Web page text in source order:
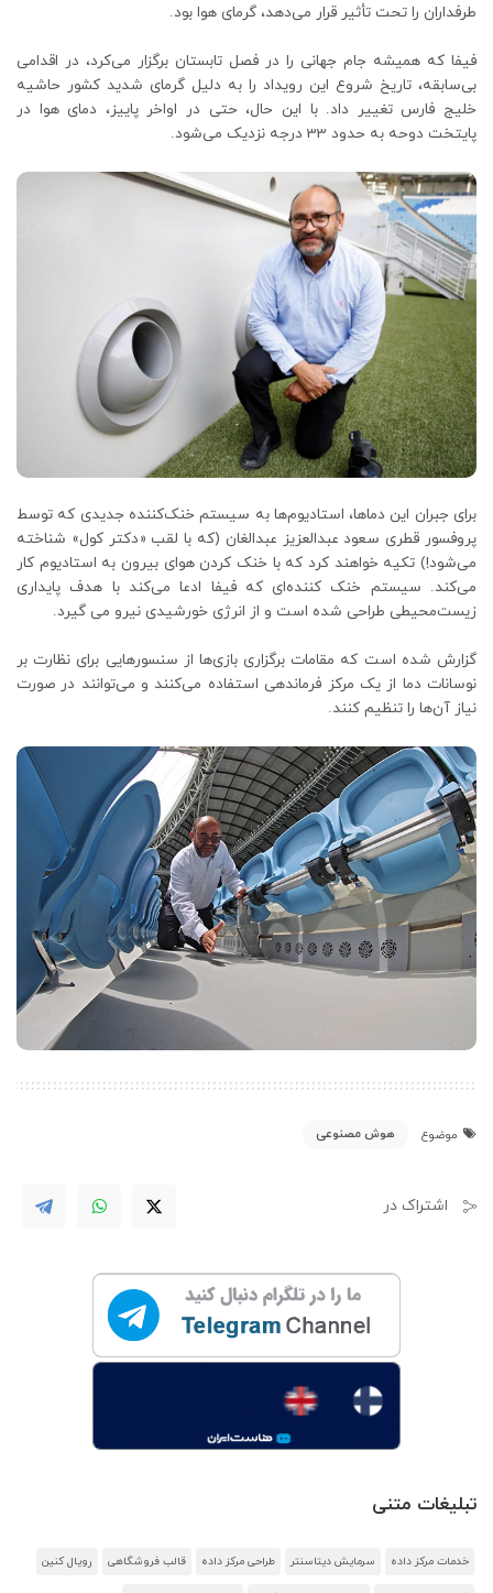
طرفداران را تحت تأثیر قرار می‌دهد، گرمای هوا بود.
فیفا که همیشه جام جهانی را در فصل تابستان برگزار می‌کرد، در اقدامی
بی‌سابقه، تاریخ شروع این رویداد را به دلیل گرمای شدید کشور حاشیه
خلیج فارس تغییر داد. با این حال، حتی در اواخر پاییز، دمای هوا در
پایتخت دوحه به حدود 33 درجه نزدیک می‌شود.
برای جبران این دماها، استادیوم‌ها به سیستم خنک‌کننده جدیدی که توسط
پروفسور قطری سعود عبدالعزیز عبدالغان (که با لقب «دکتر کول» شناخته
می‌شود!) تکیه خواهند کرد که با خنک کردن هوای بیرون به استادیوم کار
می‌کند. سیستم خنک کننده‌ای که فیفا ادعا می‌کند با هدف پایداری
زیست‌محیطی طراحی شده است و از انرژی خورشیدی نیرو می گیرد.
گزارش شده است که مقامات برگزاری بازی‌ها از سنسورهایی برای نظارت بر
نوسانات دما از یک مرکز فرماندهی استفاده می‌کنند و می‌توانند در صورت
نیاز آن‌ها را تنظیم کنند.
موضوع هوش مصنوعی
اشتراک در
تبلیغات متنی
خدمات مرکز داده سرمایش دیتاسنتر طراحی مرکز داده قالب فروشگاهی رویال کنین